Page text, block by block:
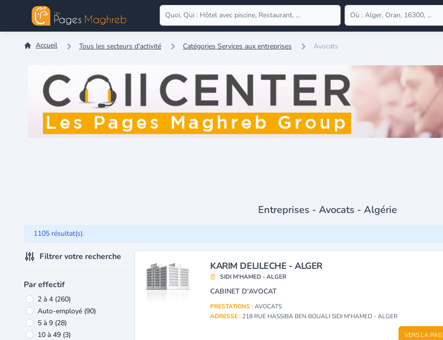
Accueil Tous les secteurs d'activité Catégories Services aux entreprises Avocats
Entreprises - Avocats - Algérie
1105 résultat(s).
Filtrer votre recherche
Par effectif
2 à 4 (260)
Auto-employé (90)
5 à 9 (28)
10 à 49 (3)
KARIM DELILECHE - ALGER
SIDI M'HAMED - ALGER
CABINET D'AVOCAT
PRESTATIONS :AVOCATS
ADRESSE : 218 RUE HASSIBA BEN BOUALI SIDI M'HAMED - ALGER
VERS LA